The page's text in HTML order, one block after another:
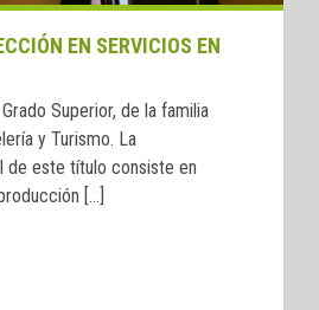
EN SERVICIOS EN
Superior, de la familia
y Turismo. La
de este título consiste en
[...]